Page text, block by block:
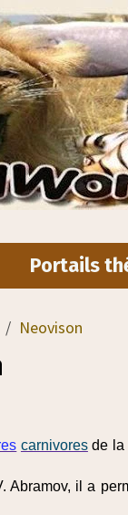
Portails
Neovison
carnivoresde la
Abramov, il a